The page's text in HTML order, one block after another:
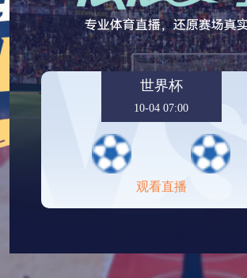
世界杯
10-04 07:00
观看直播